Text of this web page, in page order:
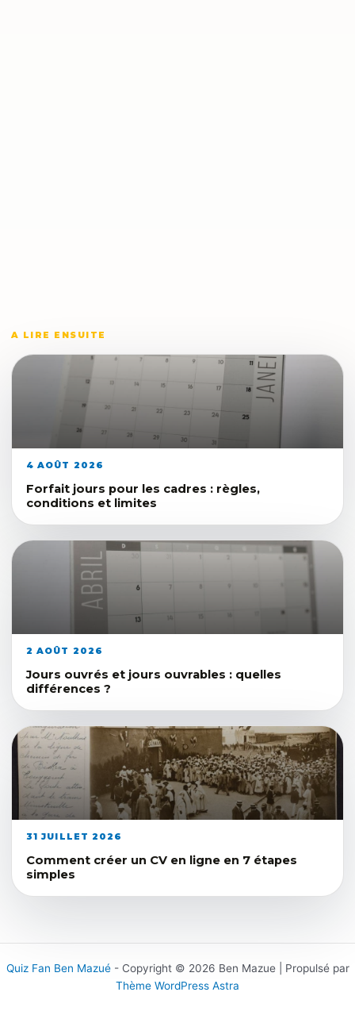
A LIRE ENSUITE
4 AOÛT 2026
Forfait jours pour les cadres : règles,
conditions et limites
2 AOÛT 2026
Jours ouvrés et jours ouvrables : quelles
différences ?
31 JUILLET 2026
Comment créer un CV en ligne en 7 étapes
simples
Quiz Fan Ben Mazué- Copyright © 2026 Ben Mazue | Propulsé par
Thème WordPress Astra